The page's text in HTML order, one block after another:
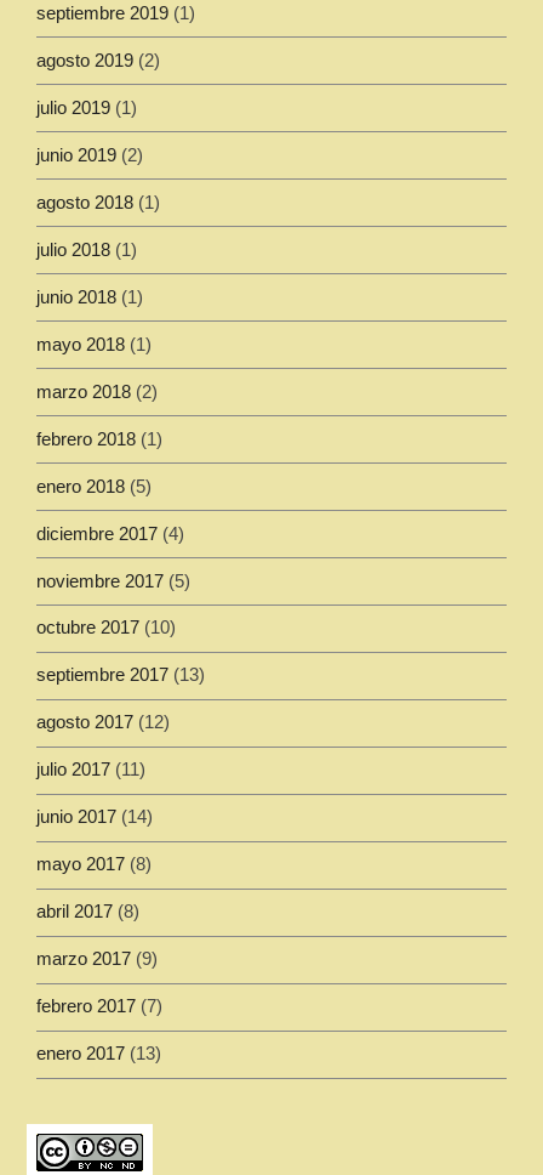
septiembre 2019 (1)
agosto 2019 (2)
julio 2019 (1)
junio 2019 (2)
agosto 2018 (1)
julio 2018 (1)
junio 2018 (1)
mayo 2018 (1)
marzo 2018 (2)
febrero 2018 (1)
enero 2018 (5)
diciembre 2017 (4)
noviembre 2017 (5)
octubre 2017 (10)
septiembre 2017 (13)
agosto 2017 (12)
julio 2017 (11)
junio 2017 (14)
mayo 2017 (8)
abril 2017 (8)
marzo 2017 (9)
febrero 2017 (7)
enero 2017 (13)